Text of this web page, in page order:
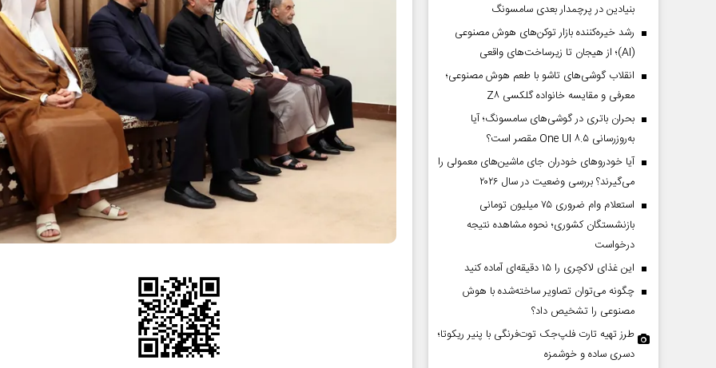
بنیادین در پرچمدار بعدی سامسونگ
رشد خیره‌کننده بازار توکن‌های هوش مصنوعی
(AI)؛ از هیجان تا زیرساخت‌های واقعی
انقلاب گوشی‌های تاشو‌ با طعم هوش مصنوعی؛
معرفی و مقایسه خانواده گلکسی Z۸
بحران باتری در گوشی‌های سامسونگ؛ آیا
به‌روزرسانی One UI ۸.۵ مقصر است؟
آیا خودروهای خودران جای ماشین‌های معمولی را
می‌گیرند؟ بررسی وضعیت در سال ۲۰۲۶
استعلام وام ضروری ۷۵ میلیون تومانی
بازنشستگان کشوری؛ نحوه مشاهده نتیجه
درخواست
این غذای لاکچری را ۱۵ دقیقه‌ای آماده کنید
چگونه می‌توان تصاویر ساخته‌شده با هوش
مصنوعی را تشخیص داد؟
طرز تهیه تارت فلپ‌جک توت‌فرنگی با پنیر ریکوتا؛
دسری ساده و خوشمزه